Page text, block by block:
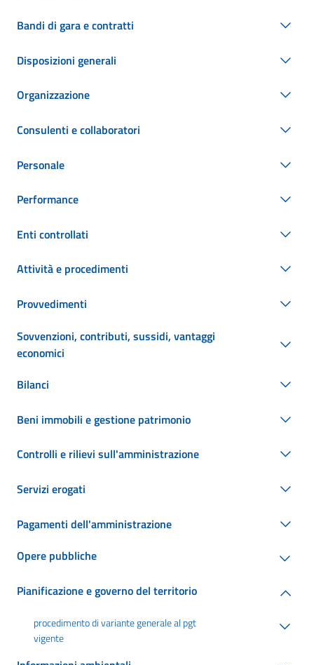
Bandi di gara e contratti
Disposizioni generali
Organizzazione
Consulenti e collaboratori
Personale
Performance
Enti controllati
Attività e procedimenti
Provvedimenti
Sovvenzioni, contributi, sussidi, vantaggi
economici
Bilanci
Beni immobili e gestione patrimonio
Controlli e rilievi sull'amministrazione
Servizi erogati
Pagamenti dell'amministrazione
Opere pubbliche
Pianificazione e governo del territorio
procedimento di variante generale al pgt
vigente